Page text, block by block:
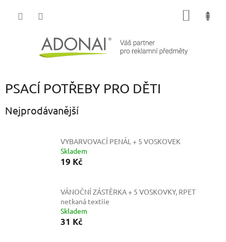
PSACÍ POTŘEBY PRO DĚTI
Nejprodávanější
VYBARVOVACÍ PENÁL + 5 VOSKOVEK
Skladem
19 Kč
VÁNOČNÍ ZÁSTĚRKA + 5 VOSKOVKY, RPET
netkaná textiie
Skladem
31 Kč